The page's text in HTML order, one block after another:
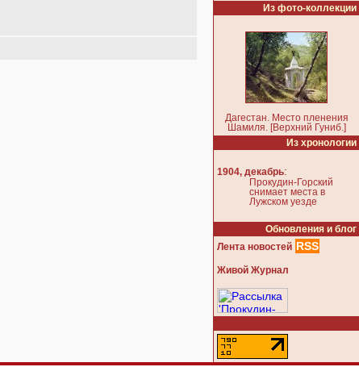
Из фото-коллекции
Дагестан. Место пленения
Шамиля. [Верхний Гуниб.]
Из хронологии
1904, декабрь:
Прокудин-Горский
снимает места в
Лужском уезде
Обновления и блог
Лента новостей RSS
Живой Журнал